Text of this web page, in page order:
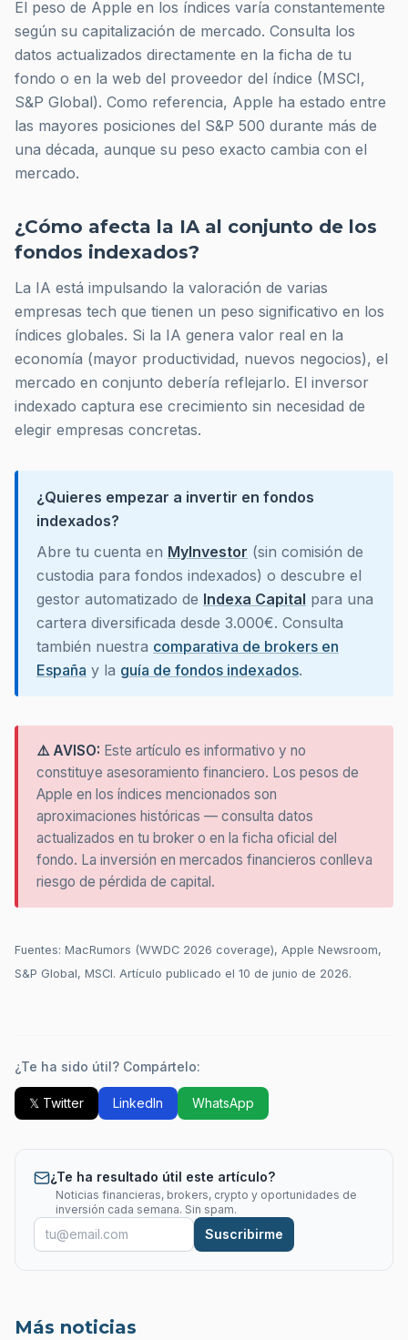
El peso de Apple en los índices varía constantemente
según su capitalización de mercado. Consulta los
datos actualizados directamente en la ficha de tu
fondo o en la web del proveedor del índice (MSCI,
S&P Global). Como referencia, Apple ha estado entre
las mayores posiciones del S&P 500 durante más de
una década, aunque su peso exacto cambia con el
mercado.
¿Cómo afecta la IA al conjunto de los
fondos indexados?
La IA está impulsando la valoración de varias
empresas tech que tienen un peso significativo en los
índices globales. Si la IA genera valor real en la
economía (mayor productividad, nuevos negocios), el
mercado en conjunto debería reflejarlo. El inversor
indexado captura ese crecimiento sin necesidad de
elegir empresas concretas.
¿Quieres empezar a invertir en fondos
indexados?
Abre tu cuenta en MyInvestor (sin comisión de
custodia para fondos indexados) o descubre el
gestor automatizado de Indexa Capital para una
cartera diversificada desde 3.000€. Consulta
también nuestra comparativa de brokers en
España y la guía de fondos indexados.
⚠️ AVISO: Este artículo es informativo y no
constituye asesoramiento financiero. Los pesos de
Apple en los índices mencionados son
aproximaciones históricas — consulta datos
actualizados en tu broker o en la ficha oficial del
fondo. La inversión en mercados financieros conlleva
riesgo de pérdida de capital.
Fuentes: MacRumors (WWDC 2026 coverage), Apple Newsroom,
S&P Global, MSCI. Artículo publicado el 10 de junio de 2026.
¿Te ha sido útil? Compártelo:
𝕏 Twitter LinkedIn WhatsApp
¿Te ha resultado útil este artículo?
Noticias financieras, brokers, crypto y oportunidades de
inversión cada semana. Sin spam.
Suscribirme
Más noticias